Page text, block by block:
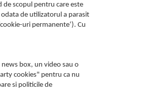
scopul pentru care este
de utilizatorul a parasit
uri permanente‘). Cu
box, un video sau o
cookies" pentru ca nu
si politicile de